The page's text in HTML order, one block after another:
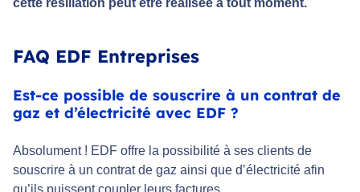
FAQ EDF Entreprises
Est-ce possible de souscrire à un contrat de
gaz et d’électricité avec EDF ?
Absolument ! EDF offre la possibilité à ses clients de
souscrire à un contrat de gaz ainsi que d’électricité afin
qu’ils puissent coupler leurs factures.